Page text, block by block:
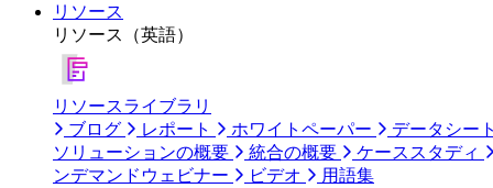
リソース
リソース（英語）
リソースライブラリ
ブログ
レポート ホワイトペーパー
データシー
ソリューションの概要
統合の概要
ケーススタディ
ンデマンドウェビナー
ビデオ
用語集